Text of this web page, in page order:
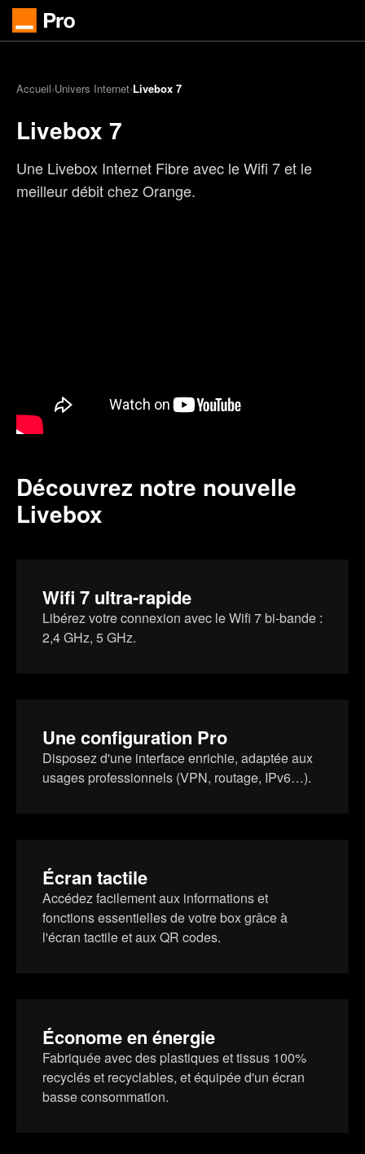
Accueil›Univers Internet›Livebox 7
Livebox 7
Une Livebox Internet Fibre avec le Wifi 7 et le
meilleur débit chez Orange.
Découvrez notre nouvelle
Livebox
Wifi 7 ultra-rapide
Libérez votre connexion avec le Wifi 7 bi-bande :
2,4 GHz, 5 GHz.
Une configuration Pro
Disposez d'une interface enrichie, adaptée aux
usages professionnels (VPN, routage, IPv6…).
Écran tactile
Accédez facilement aux informations et
fonctions essentielles de votre box grâce à
l'écran tactile et aux QR codes.
Économe en énergie
Fabriquée avec des plastiques et tissus 100%
recyclés et recyclables, et équipée d'un écran
basse consommation.